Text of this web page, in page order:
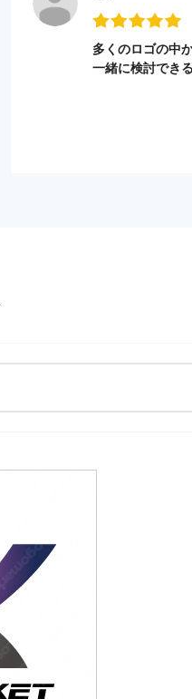
多くのロゴの中
一緒に検討でき